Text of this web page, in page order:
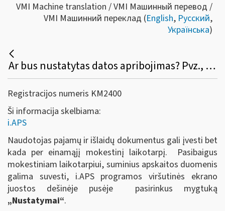
VMI Machine translation / VMI Машинный перевод /
VMI Машинний переклад (English, Русский,
Українська)
Ar bus nustatytas datos apribojimas? Pvz., išrašiau S / F, pamiršau įvesti į programą, galėsiu tą padaryti po pusmečio atbuline data?
Registracijos numeris KM2400
Ši informacija skelbiama:
i.APS
Naudotojas pajamų ir išlaidų dokumentus gali įvesti bet
kada per einamąjį mokestinį laikotarpį. Pasibaigus
mokestiniam laikotarpiui, suminius apskaitos duomenis
galima suvesti, i.APS programos viršutinės ekrano
juostos dešinėje pusėje pasirinkus mygtuką
„Nustatymai“.